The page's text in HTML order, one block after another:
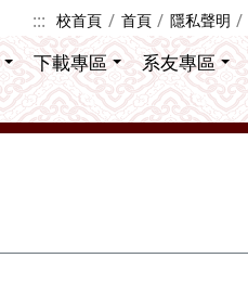
::: 校首頁 首頁 隱私聲明
下載專區 系友專區